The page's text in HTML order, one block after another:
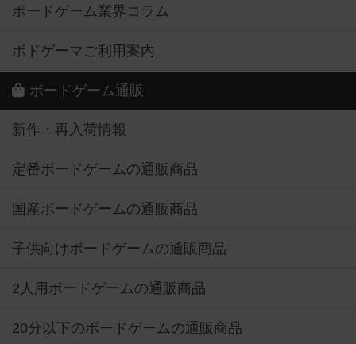
ボードゲーム業界コラム
ボドゲーマご利用案内
ボードゲーム通販
新作・再入荷情報
定番ボードゲームの通販商品
国産ボードゲームの通販商品
子供向けボードゲームの通販商品
2人用ボードゲームの通販商品
20分以下のボードゲームの通販商品